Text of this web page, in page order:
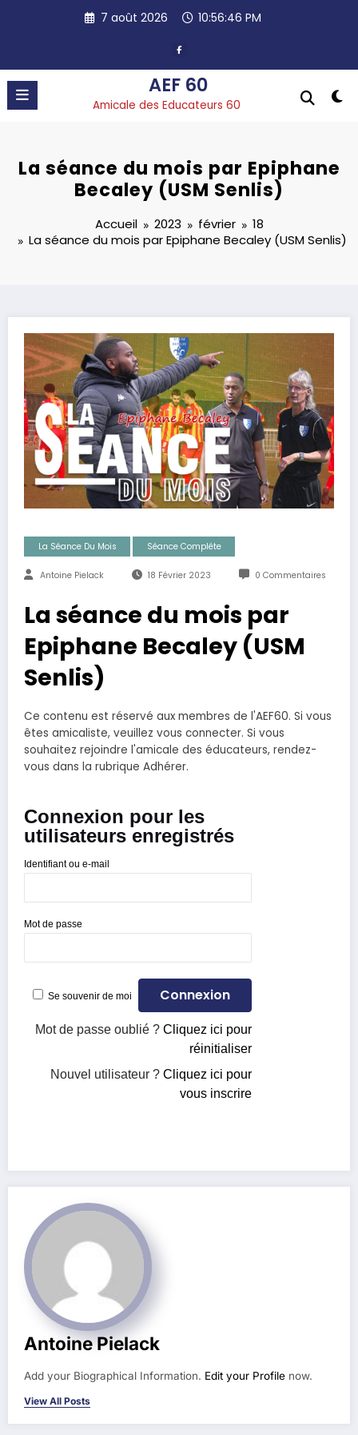
7 août 2026 10:56:47 PM
AEF 60
Amicale des Educateurs 60
La séance du mois par Epiphane
Becaley (USM Senlis)
Accueil 2023 février
18
La séance du mois par Epiphane Becaley (USM Senlis)
La Séance Du Mois Séance Compléte
Antoine Pielack 18 Février 2023 0 Commentaires
La séance du mois par
Epiphane Becaley (USM
Senlis)
Ce contenu est réservé aux membres de l'AEF60. Si vous
êtes amicaliste, veuillez vous connecter. Si vous
souhaitez rejoindre l'amicale des éducateurs, rendez-
vous dans la rubrique Adhérer.
Connexion pour les
utilisateurs enregistrés
Identifiant ou e-mail
Mot de passe
Se souvenir de moi
Mot de passe oublié ?Cliquez ici pour
réinitialiser
Nouvel utilisateur ?Cliquez ici pour
vous inscrire
Antoine Pielack
Add your Biographical Information. Edit your Profile now.
View All Posts